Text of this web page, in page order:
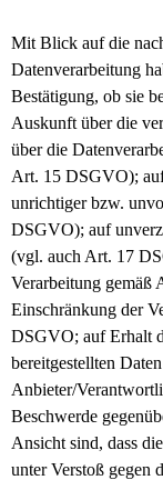
Mit Blick auf die
Datenverarbeitung
Bestätigung, ob sie
Auskunft über die
über die
Art. 15 DSGVO);
unrichtiger bzw.
DSGVO); auf
(vgl. auch Art. 17
Verarbeitung
Einschränkung der
DSGVO; auf Erhalt
bereitgestellten
Anbieter/
Beschwerde
Ansicht sind, dass
unter Verstoß gegen